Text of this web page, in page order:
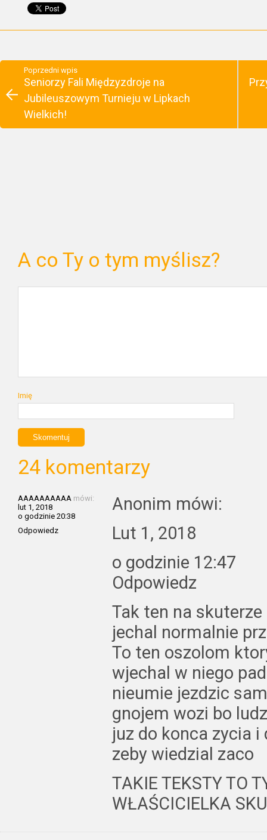
Poprzedni wpis
Seniorzy Fali Międzyzdroje na
Jubileuszowym Turnieju w Lipkach
Wielkich!
A co Ty o tym myślisz?
Imię
24 komentarzy
AAAAAAAAAA mówi:
lut 1, 2018
o godzinie 20:38
Odpowiedz
Anonim mówi:
Lut 1, 2018
o godzinie 12:47
Odpowiedz
Tak ten na
jechal normalnie
To ten oszolom
wjechal w niego
nieumie jezdzic
gnojem wozi bo
juz do konca zycia
zeby wiedzial zaco
TAKIE TEKSTY TO
WŁAŚCICIELKA